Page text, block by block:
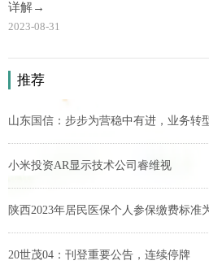
详解→
2023-08-31
推荐
山东国信：步步为营稳中有进，业务转
小米投资AR显示技术公司睿维视
陕西2023年居民医保个人参保缴费标准
20世茂04：刊登重要公告，连续停牌